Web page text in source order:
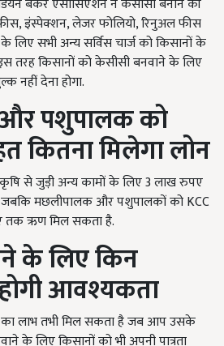
बैंकर एसोसिएशन ने केसीसी बनाने की
फीस, इंस्पेक्शन, लेजर फोलियो, रिनुअल फीस
सभी अन्य सर्विस चार्ज को किसानों के
तरह किसानों को केसीसी बनवाने के लिए
नहीं देना होगा.
पशुपालक को
कितना मिलेगा लोन
से जुड़ी अन्य कामों के लिए 3 लाख रुपए
मछलीपालक और पशुपालकों को KCC
तक ऋण मिल सकता है.
के लिए किन
आवश्यकता
का लाभ तभी मिल सकता है जब आप उसके